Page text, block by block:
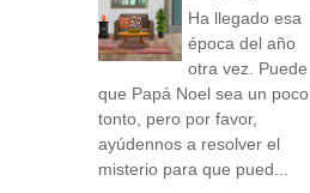
Ha llegado esa
época del año
otra vez. Puede
que Papá Noel sea un poco
tonto, pero por favor,
ayúdennos a resolver el
misterio para que pued...